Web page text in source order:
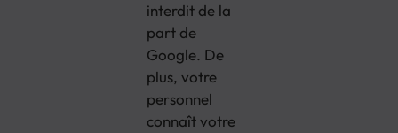
interdit de la
part de
Google. De
plus, votre
personnel
connaît votre